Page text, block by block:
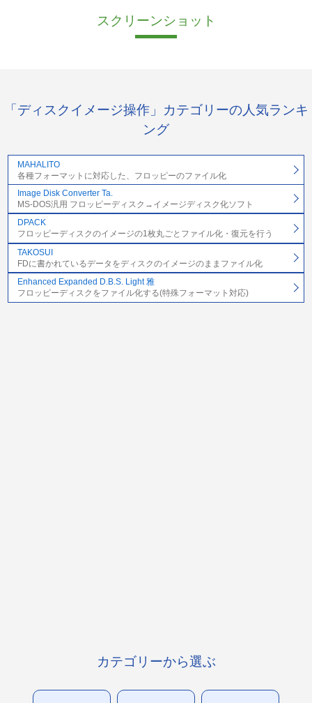
スクリーンショット
「ディスクイメージ操作」カテゴリーの人気ランキ
ング
MAHALITO
各種フォーマットに対応した、フロッピーのファイル化
Image Disk Converter Ta.
MS-DOS汎用 フロッピーディスク→イメージディスク化ソフト
DPACK
フロッピーディスクのイメージの1枚丸ごとファイル化・復元を行う
TAKOSUI
FDに書かれているデータをディスクのイメージのままファイル化
Enhanced Expanded D.B.S. Light 雅
フロッピーディスクをファイル化する(特殊フォーマット対応)
カテゴリーから選ぶ